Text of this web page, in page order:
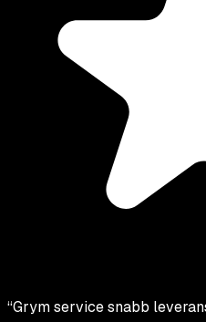
“Grym service snabb